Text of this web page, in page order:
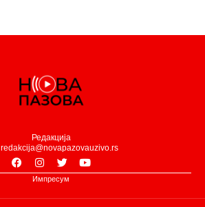
Редакција
redakcija@novapazovauzivo.rs
Импресум